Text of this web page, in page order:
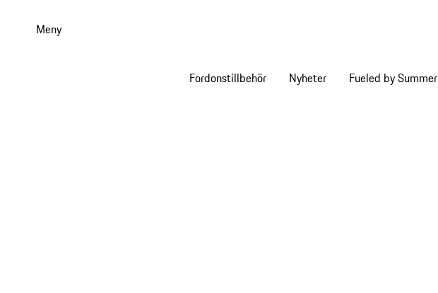
Meny
Fordonstillbehör Nyheter Fueled by Summer